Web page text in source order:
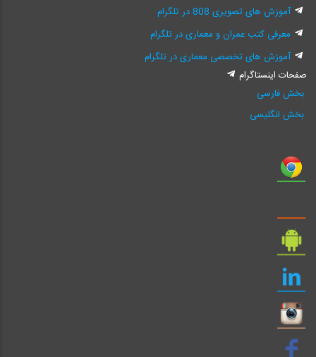
آموزش های تصویری 808 در تلگرام
معرفی کتب عمران و معماری در تلگرام
آموزش های تخصصی معماری در تلگرام
صفحات اینستاگرام
بخش فارسی
بخش انگلیسی